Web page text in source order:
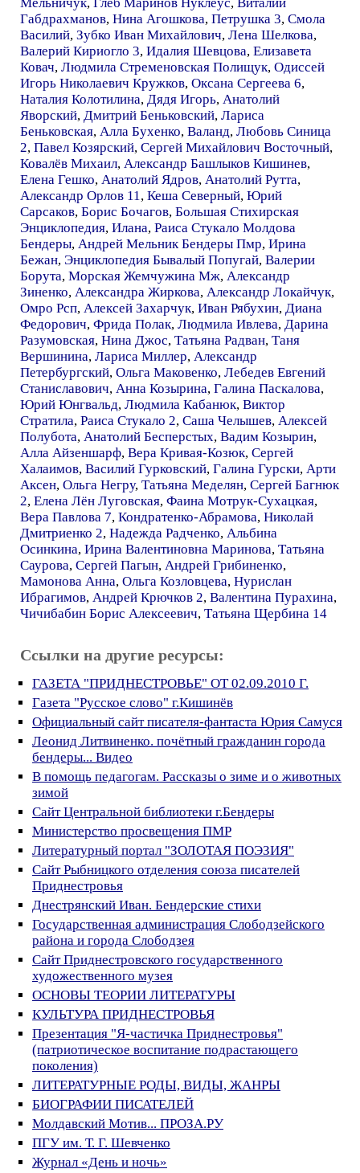
Мельничук, Глеб Маринов Нуклеус, Виталий
Габдрахманов, Нина Агошкова, Петрушка 3, Смола
Василий, Зубко Иван Михайлович, Лена Шелкова,
Валерий Кириогло 3, Идалия Шевцова, Елизавета
Ковач, Людмила Стременовская Полищук, Одиссей
Игорь Николаевич Кружков, Оксана Сергеева 6,
Наталия Колотилина, Дядя Игорь, Анатолий
Яворский, Дмитрий Беньковский, Лариса
Беньковская, Алла Бухенко, Валанд, Любовь Синица
2, Павел Козярский, Сергей Михайлович Восточный,
Ковалёв Михаил, Александр Башлыков Кишинев,
Елена Гешко, Анатолий Ядров, Анатолий Рутта,
Александр Орлов 11, Кеша Северный, Юрий
Сарсаков, Борис Бочагов, Большая Стихирская
Энциклопедия, Илана, Раиса Стукало Молдова
Бендеры, Андрей Мельник Бендеры Пмр, Ирина
Бежан, Энциклопедия Бывалый Попугай, Валерии
Борута, Морская Жемчужина Мж, Александр
Зиненко, Александра Жиркова, Александр Локайчук,
Омро Рсп, Алексей Захарчук, Иван Рябухин, Диана
Федорович, Фрида Полак, Людмила Ивлева, Дарина
Разумовская, Нина Джос, Татьяна Радван, Таня
Вершинина, Лариса Миллер, Александр
Петербургский, Ольга Маковенко, Лебедев Евгений
Станиславович, Анна Козырина, Галина Паскалова,
Юрий Юнгвальд, Людмила Кабанюк, Виктор
Стратила, Раиса Стукало 2, Саша Челышев, Алексей
Полубота, Анатолий Бесперстых, Вадим Козырин,
Алла Айзеншарф, Вера Кривая-Козюк, Сергей
Халаимов, Василий Гурковский, Галина Гурски, Арти
Аксен, Ольга Негру, Татьяна Меделян, Сергей Багнюк
2, Елена Лён Луговская, Фаина Мотрук-Сухацкая,
Вера Павлова 7, Кондратенко-Абрамова, Николай
Дмитриенко 2, Надежда Радченко, Альбина
Осинкина, Ирина Валентиновна Маринова, Татьяна
Саурова, Сергей Пагын, Андрей Грибиненко,
Мамонова Анна, Ольга Козловцева, Нурислан
Ибрагимов, Андрей Крючков 2, Валентина Пурахина,
Чичибабин Борис Алексеевич, Татьяна Щербина 14
Ссылки на другие ресурсы:
ГАЗЕТА "ПРИДНЕСТРОВЬЕ" ОТ 02.09.2010 Г.
Газета "Русское слово" г.Кишинёв
Официальный сайт писателя-фантаста Юрия Самуся
Леонид Литвиненко. почётный гражданин города
бендеры... Видео
В помощь педагогам. Рассказы о зиме и о животных
зимой
Сайт Центральной библиотеки г.Бендеры
Министерство просвещения ПМР
Литературный портал "ЗОЛОТАЯ ПОЭЗИЯ"
Cайт Рыбницкого отделения союза писателей
Приднестровья
Днестрянский Иван. Бендерские стихи
Государственная администрация Слободзейского
района и города Слободзея
Сайт Приднестровского государственного
художественного музея
ОСНОВЫ ТЕОРИИ ЛИТЕРАТУРЫ
КУЛЬТУРА ПРИДНЕСТРОВЬЯ
Презентация "Я-частичка Приднестровья"
(патриотическое воспитание подрастающего
поколения)
ЛИТЕРАТУРНЫЕ РОДЫ, ВИДЫ, ЖАНРЫ
БИОГРАФИИ ПИСАТЕЛЕЙ
Молдавский Мотив... ПРОЗА.РУ
ПГУ им. Т. Г. Шевченко
Журнал «День и ночь»